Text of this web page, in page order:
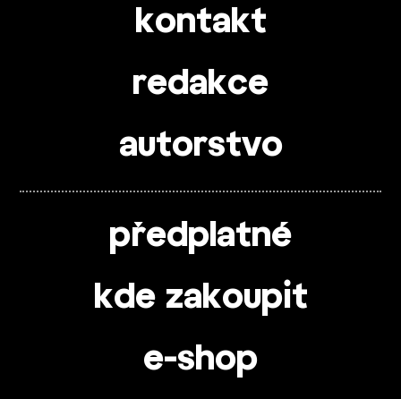
kontakt
redakce
autorstvo
předplatné
kde zakoupit
e-shop